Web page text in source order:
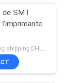
23
de SMT
l'imprimante
four
de ré-